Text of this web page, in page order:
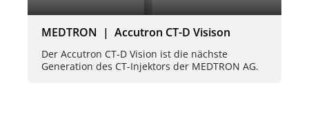
MEDTRON | Accutron CT-D Visison
Der Accutron CT-D Vision ist die nächste
Generation des CT-Injektors der MEDTRON AG.